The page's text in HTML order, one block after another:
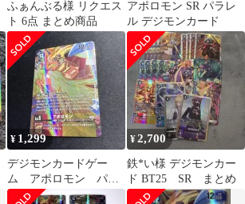
ふぁんぶる様 リクエス
ト 6点 まとめ商品
アポロモン SR パラレ
ル デジモンカード
¥ 1,299
デジモンカードゲー
ム アポロモン パラ
レル BT25-018
¥2,700
鉄*い様 デジモンカー
ド BT25 SR まとめ